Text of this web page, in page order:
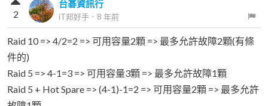
台碁資訊行
iT邦好手 ． 8 年前
2
Raid 10 => 4/2=2 => 可用容量2顆 => 最多允許故障2顆(有條
件的)
Raid 5 => 4-1=3 => 可用容量3顆 => 最多允許故障1顆
Raid 5 + Hot Spare => (4-1)-1=2 => 可用容量2顆 => 最多允許